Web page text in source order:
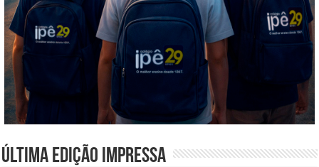
Última edição impressa